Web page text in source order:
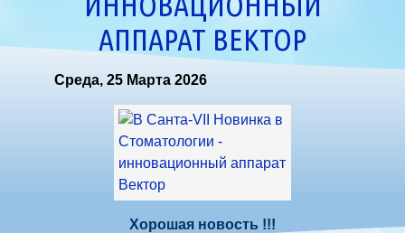
АППАРАТ ВЕКТОР
Среда, 25 Марта 2026
Хорошая новость !!!